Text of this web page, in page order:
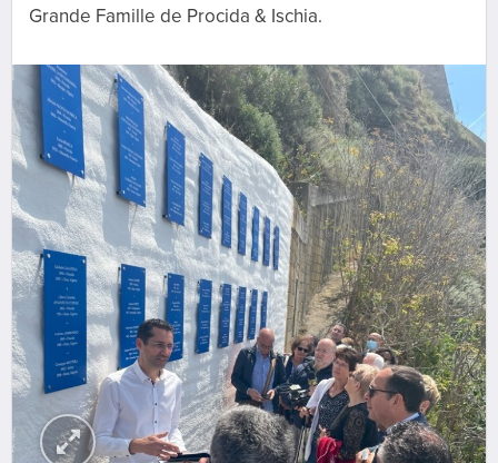
Grande Famille de Procida & Ischia.